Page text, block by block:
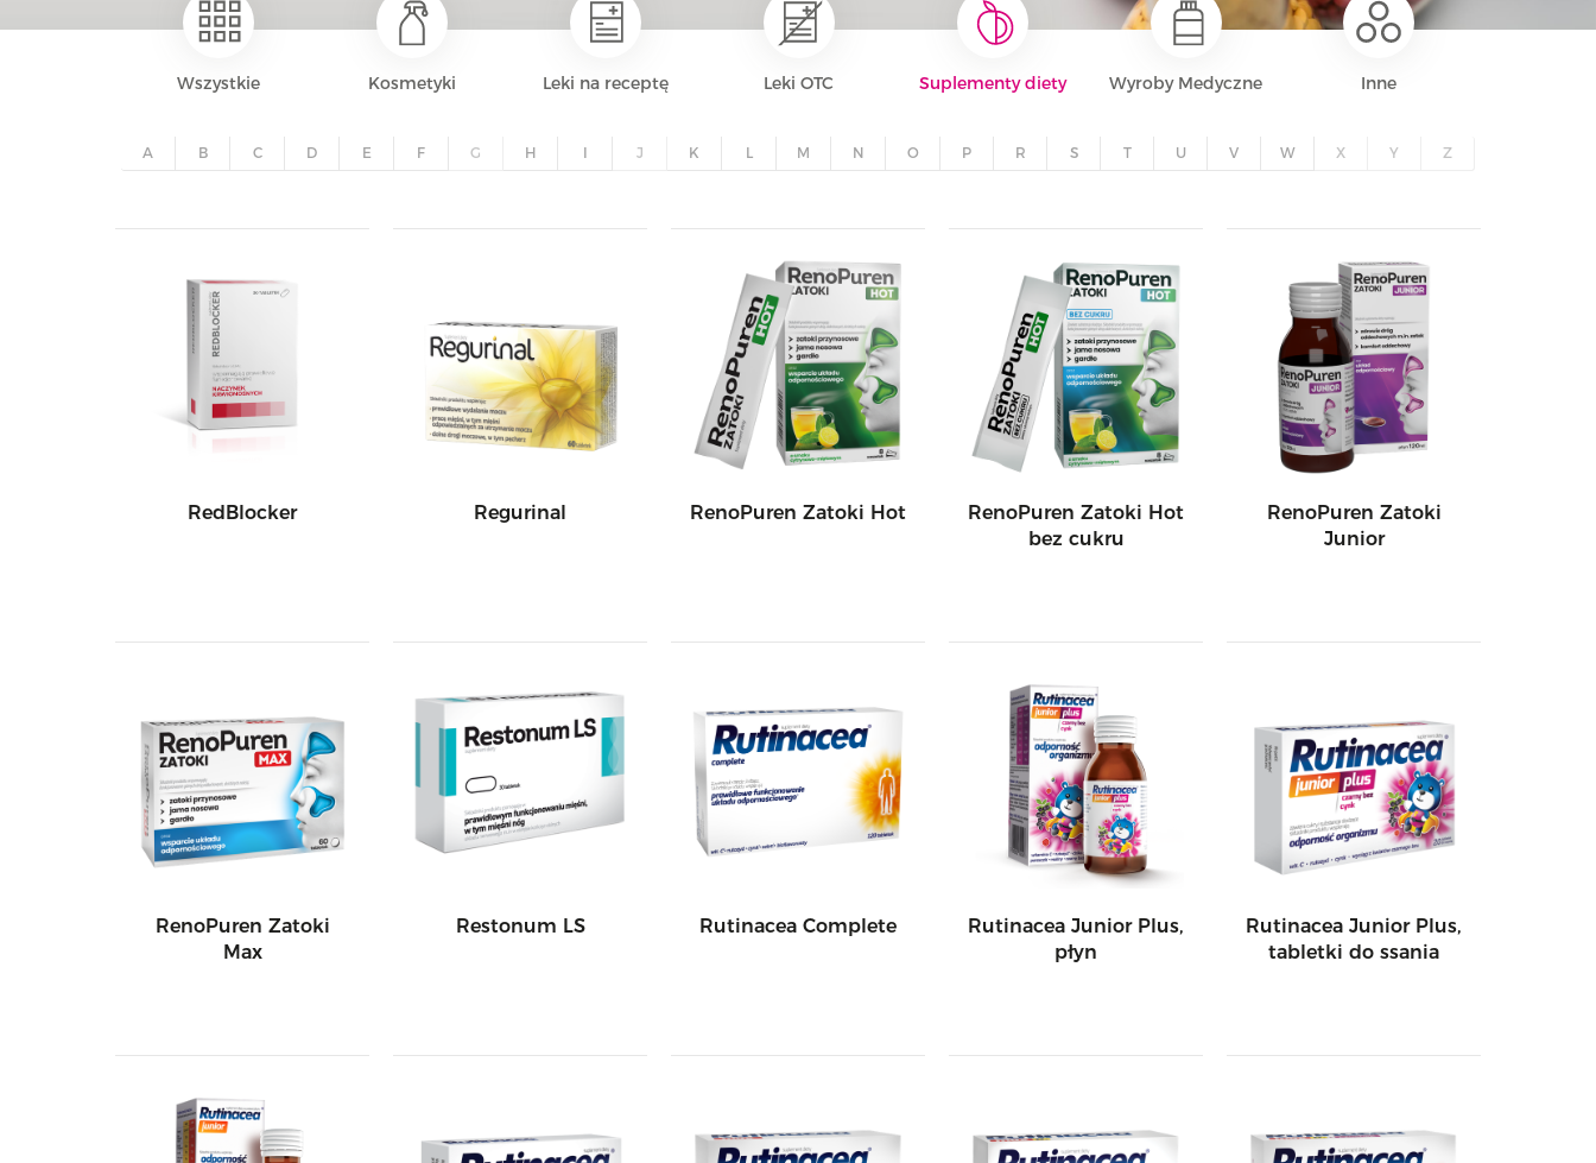
Wszystkie Kosmetyki Leki na receptę Leki OTC Suplementy diety Wyroby Medyczne Inne
A B C D E F G H I J K L M N O P R S T U V W X Y Z
RedBlocker Regurinal RenoPuren Zatoki Hot
RenoPuren Zatoki Hot
bez cukru
RenoPuren Zatoki
Junior
RenoPuren Zatoki
Max
Restonum LS Rutinacea Complete
Rutinacea Junior Plus,
płyn
Rutinacea Junior Plus,
tabletki do ssania